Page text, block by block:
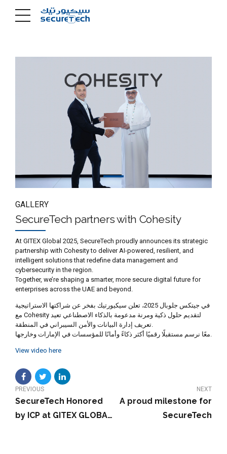
GALLERY
SecureTech partners with Cohesity
At GITEX Global 2025, SecureTech proudly announces its strategic
partnership with Cohesity to deliver AI-powered, resilient, and
intelligent solutions that redefine data management and
cybersecurity in the region.
Together, we’re shaping a smarter, more secure digital future for
enterprises across the UAE and beyond.
في جيتكس جلوبال 2025، تعلن سيكيورتيك بفخر عن شراكتها الاستراتيجية
مع Cohesity لتقديم حلول ذكية ومرنة مدعومة بالذكاء الاصطناعي تعيد
تعريف إدارة البيانات والأمن السيبراني في المنطقة.
معًا نرسم مستقبلًا رقميًا أكثر ذكاءً وأمانًا للمؤسسات في الإمارات وخارجها.
View video here
PREVIOUS
SecureTech Honored
by ICP at GITEX GLOBAL
NEXT
A proud milestone for
SecureTech